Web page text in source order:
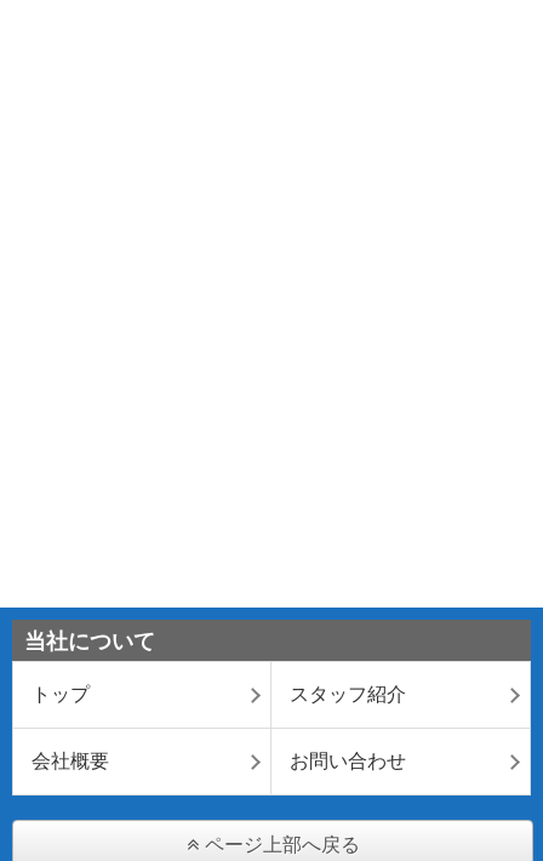
当社について
トップ スタッフ紹介
会社概要 お問い合わせ
ページ上部へ戻る